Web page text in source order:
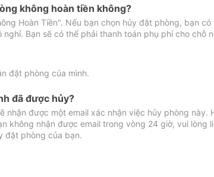
không hoàn tiền không?
Hoàn Tiền". Nếu bạn chọn hủy đặt phòng, bạn có
Bạn sẽ có thể phải thanh toán phụ phí cho chỗ
đặt phòng của mình.
đã được hủy?
nhận được một email xác nhận việc hủy phòng này.
không nhận được email trong vòng 24 giờ, vui lòng
đặt phòng của bạn.